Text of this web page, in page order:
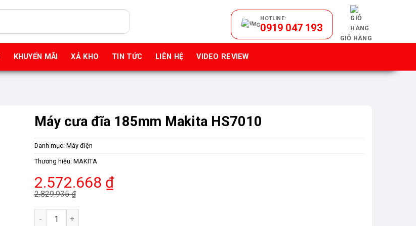
HOTLINE:
0919 047 193
GIỎ HÀNG
KHUYẾN MÃI XẢ KHO TIN TỨC LIÊN HỆ VIDEO REVIEW
Máy cưa đĩa 185mm Makita HS7010
Danh mục: Máy điện
Thương hiệu: MAKITA
2.829.935₫
Giá
gốc
là:
2.572.668 ₫
Giá
hiện
tại
Máy cưa đĩa 185mm Makita HS7010 số lượng